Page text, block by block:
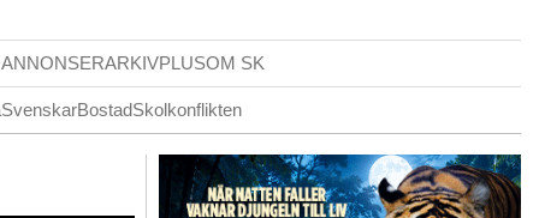
ARKIVPLUSOM SK
SvenskarBostadSkolkonflikten